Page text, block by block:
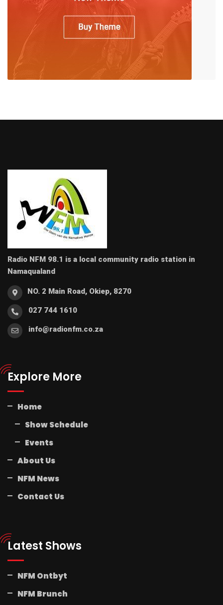
Radio NFM 98.1 is a local community radio station in
Namaqualand
NO. 2 Main Road, Okiep, 8270
027 744 1610
info@radionfm.co.za
Explore More
Home
Show Schedule
Events
About Us
NFM News
Contact Us
Latest Shows
NFM Ontbyt
NFM Brunch